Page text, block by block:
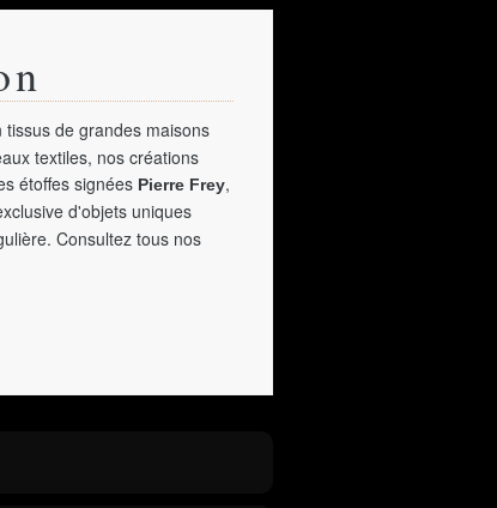
tissus de grandes maisons
textiles, nos créations
étoffes signées Pierre Frey,
d'objets uniques
Consultez tous nos